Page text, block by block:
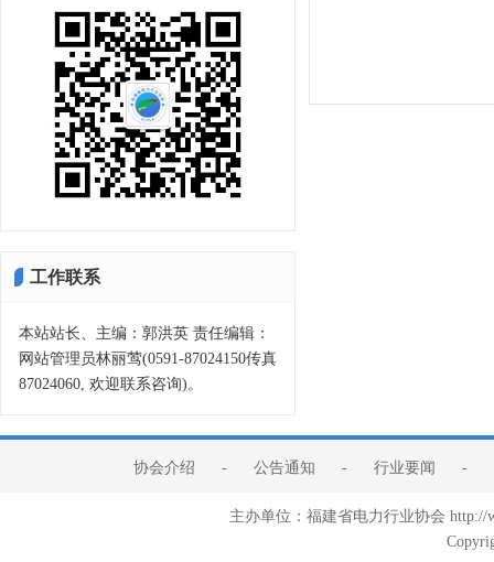
工作联系
本站站长、主编：郭洪英 责任编辑：
网站管理员林丽莺(0591-87024150传真
87024060, 欢迎联系咨询)。
协会介绍 - 公告通知 - 行业要闻 -
主办单位：福建省电力行业协会